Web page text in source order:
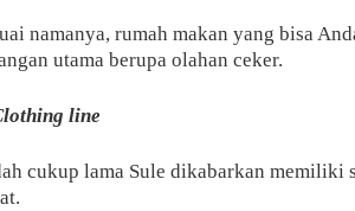
namanya, rumah makan yang bisa
utama berupa olahan ceker.
line
cukup lama Sule dikabarkan memiliki